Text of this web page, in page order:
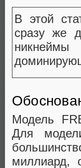
В этой
сразу же
Модель
Для
миллиард,